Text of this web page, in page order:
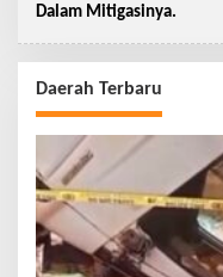
Dalam Mitigasinya.
Daerah Terbaru